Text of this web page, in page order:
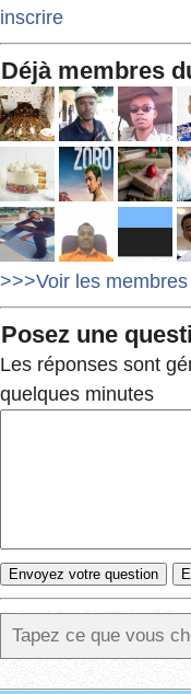
inscrire
Déjà membres
>>>Voir les
Posez une
Les réponses sont
quelques minutes